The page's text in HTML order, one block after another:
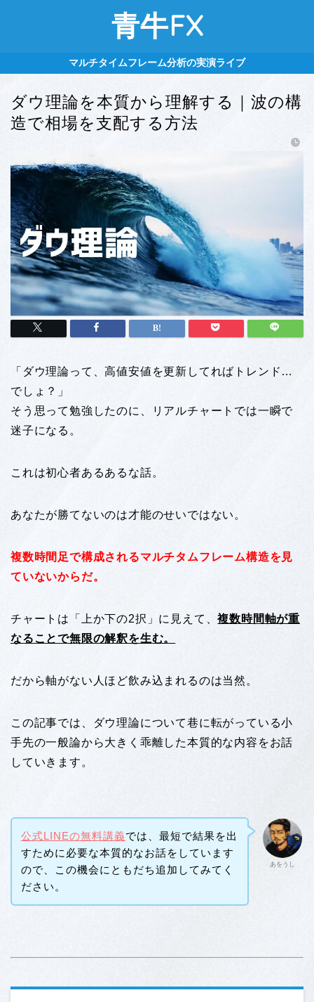
青牛FX
マルチタイムフレーム分析の実演ライブ
ダウ理論を本質から理解する｜波の構
造で相場を支配する方法
「ダウ理論って、高値安値を更新してればトレンド…
でしょ？」
そう思って勉強したのに、リアルチャートでは一瞬で
迷子になる。
これは初心者あるあるな話。
あなたが勝てないのは才能のせいではない。
複数時間足で構成されるマルチタムフレーム構造を見
ていないからだ。
チャートは「上か下の2択」に見えて、複数時間軸が重
なることで無限の解釈を生む。
だから軸がない人ほど飲み込まれるのは当然。
この記事では、ダウ理論について巷に転がっている小
手先の一般論から大きく乖離した本質的な内容をお話
していきます。
あをうし
公式LINEの無料講義では、最短で結果を出
すために必要な本質的なお話をしています
ので、この機会にともだち追加してみてく
ださい。